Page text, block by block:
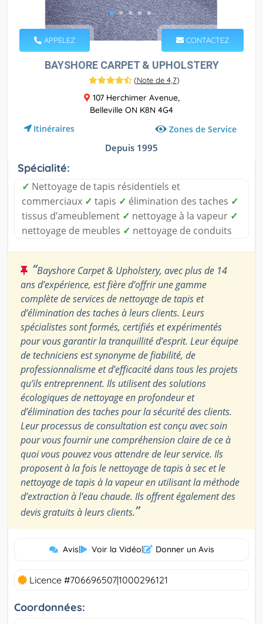
APPELEZ CONTACTEZ
BAYSHORE CARPET & UPHOLSTERY
(Note de 4,7)
107 Herchimer Avenue,
Belleville ON K8N 4G4
Itinéraires Zones de Service
Depuis 1995
Spécialité:
✓ Nettoyage de tapis résidentiels et
commerciaux ✓ tapis ✓ élimination des taches ✓
tissus d’ameublement ✓ nettoyage à la vapeur ✓
nettoyage de meubles ✓ nettoyage de conduits
“Bayshore Carpet & Upholstery, avec plus de 14
ans d’expérience, est fière d’offrir une gamme
complète de services de nettoyage de tapis et
d’élimination des taches à leurs clients. Leurs
spécialistes sont formés, certifiés et expérimentés
pour vous garantir la tranquillité d’esprit. Leur équipe
de techniciens est synonyme de fiabilité, de
professionnalisme et d’efficacité dans tous les projets
qu’ils entreprennent. Ils utilisent des solutions
écologiques de nettoyage en profondeur et
d’élimination des taches pour la sécurité des clients.
Leur processus de consultation est conçu avec soin
pour vous fournir une compréhension claire de ce à
quoi vous pouvez vous attendre de leur service. Ils
proposent à la fois le nettoyage de tapis à sec et le
nettoyage de tapis à la vapeur en utilisant la méthode
d’extraction à l’eau chaude. Ils offrent également des
devis gratuits à leurs clients.”
Avis| Voir la Vidéo| Donner un Avis
Licence #706696507|1000296121
Coordonnées: